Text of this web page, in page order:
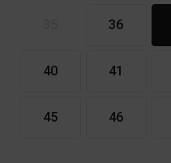
36
40 41
45 46